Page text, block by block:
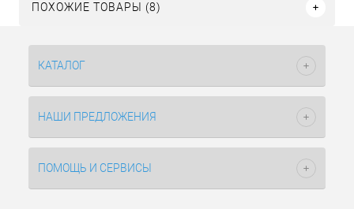
ПОХОЖИЕ ТОВАРЫ (8)
КАТАЛОГ
НАШИ ПРЕДЛОЖЕНИЯ
ПОМОЩЬ И СЕРВИСЫ